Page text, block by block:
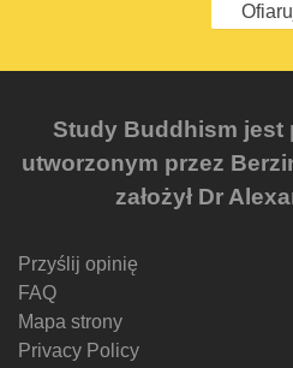
Study Buddhism jest
utworzonym przez
założył Dr
Przyślij opinię
FAQ
Mapa strony
Privacy Policy